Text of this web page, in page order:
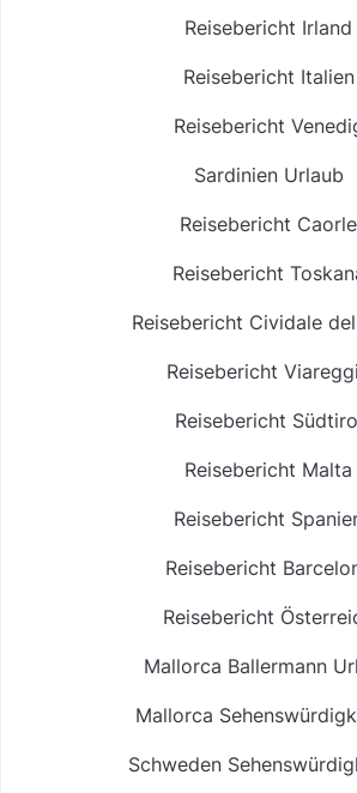
Reisebericht Irland
Reisebericht Italien
Reisebericht
Sardinien Urlaub
Reisebericht Caorle
Reisebericht
Reisebericht Cividale
Reisebericht
Reisebericht
Reisebericht Malta
Reisebericht
Reisebericht
Reisebericht
Mallorca Ballermann
Mallorca
Schweden